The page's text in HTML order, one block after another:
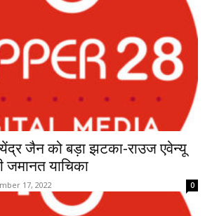
जैन को बड़ा झटका-राउज एवेन्यू
जमानत याचिका
17, 2022 0